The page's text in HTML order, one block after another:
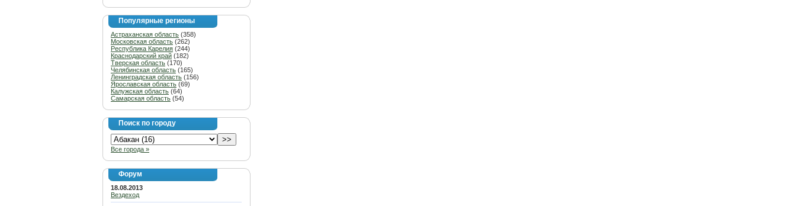
Популярные регионы
Астраханская область (358)
Московская область (262)
Республика Карелия (244)
Краснодарский край (182)
Тверская область (170)
Челябинская область (165)
Ленинградская область (156)
Ярославская область (69)
Калужская область (64)
Самарская область (54)
Поиск по городу
Все города »
Форум
18.08.2013
Вездеход